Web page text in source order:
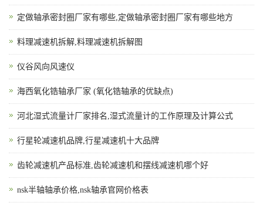
定做轴承密封圈厂家有哪些,定做轴承密封圈厂家有哪些地方
料理减速机拆解,料理减速机拆解图
仪谷风向风速仪
海西氧化锆轴承厂家 (氧化锆轴承的优缺点)
河北湿式流量计厂家排名,湿式流量计的工作原理及计算公式
行星轮减速机品牌,行星减速机十大品牌
齿轮减速机产品标准,齿轮减速机和摆线减速机哪个好
nsk半轴轴承价格,nsk轴承官网价格表